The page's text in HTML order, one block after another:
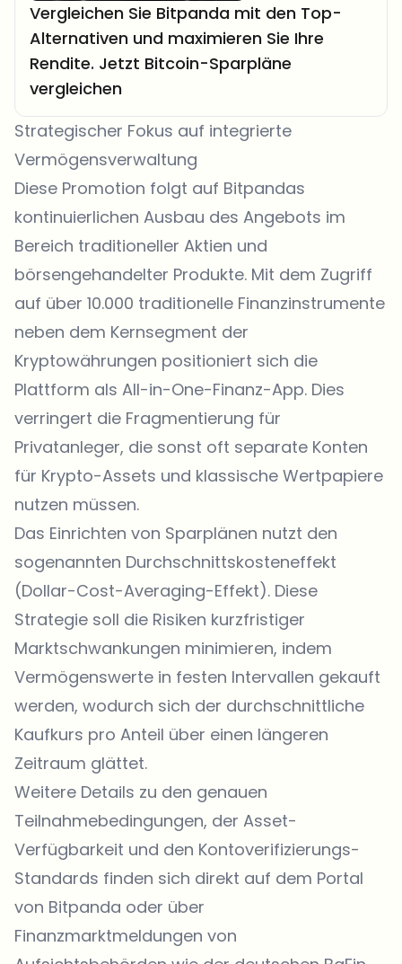
Vergleichen Sie Bitpanda mit den Top-
Alternativen und maximieren Sie Ihre
Rendite. Jetzt Bitcoin-Sparpläne
vergleichen
Strategischer Fokus auf integrierte
Vermögensverwaltung
Diese Promotion folgt auf Bitpandas
kontinuierlichen Ausbau des Angebots im
Bereich traditioneller Aktien und
börsengehandelter Produkte. Mit dem Zugriff
auf über 10.000 traditionelle Finanzinstrumente
neben dem Kernsegment der
Kryptowährungen positioniert sich die
Plattform als All-in-One-Finanz-App. Dies
verringert die Fragmentierung für
Privatanleger, die sonst oft separate Konten
für Krypto-Assets und klassische Wertpapiere
nutzen müssen.
Das Einrichten von Sparplänen nutzt den
sogenannten Durchschnittskosteneffekt
(Dollar-Cost-Averaging-Effekt). Diese
Strategie soll die Risiken kurzfristiger
Marktschwankungen minimieren, indem
Vermögenswerte in festen Intervallen gekauft
werden, wodurch sich der durchschnittliche
Kaufkurs pro Anteil über einen längeren
Zeitraum glättet.
Weitere Details zu den genauen
Teilnahmebedingungen, der Asset-
Verfügbarkeit und den Kontoverifizierungs-
Standards finden sich direkt auf dem Portal
von Bitpanda oder über
Finanzmarktmeldungen von